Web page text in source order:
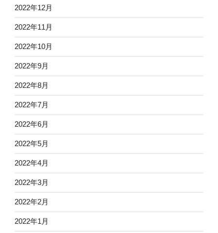
2022年12月
2022年11月
2022年10月
2022年9月
2022年8月
2022年7月
2022年6月
2022年5月
2022年4月
2022年3月
2022年2月
2022年1月